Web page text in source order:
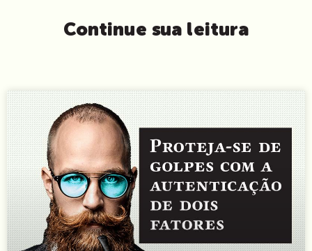
Continue sua leitura